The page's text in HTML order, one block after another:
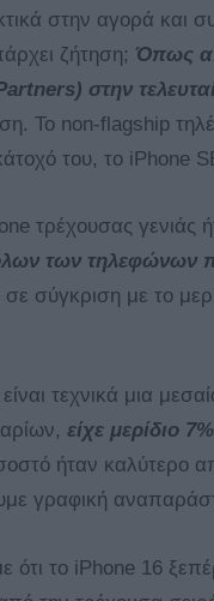
στην αγορά και
ζήτηση; Όπως
στην
Το non-flagship
του, το iPhone
τρέχουσας
των τηλεφώνων
σε σύγκριση με το
τεχνικά μια
είχε μερίδιο
ήταν καλύτερο
γραφική
ότι το iPhone 16